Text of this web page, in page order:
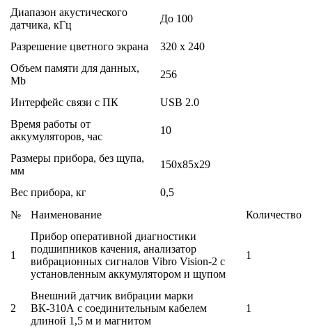
Диапазон акустического
датчика, кГц
До 100
Разрешение цветного экрана
320 х 240
Объем памяти для данных,
Mb
256
Интерфейс связи с ПК
USB 2.0
Время работы от
аккумуляторов, час
10
Размеры прибора, без щупа,
мм
150х85х29
Вес прибора, кг
0,5
№
Наименование Количество
1
Прибор оперативной диагностики
подшипников качения, анализатор
вибрационных сигналов Vibro Vision-2 с
установленным аккумулятором и щупом
1
2
Внешний датчик вибрации марки
ВК-310А с соединительным кабелем
длиной 1,5 м и магнитом
1